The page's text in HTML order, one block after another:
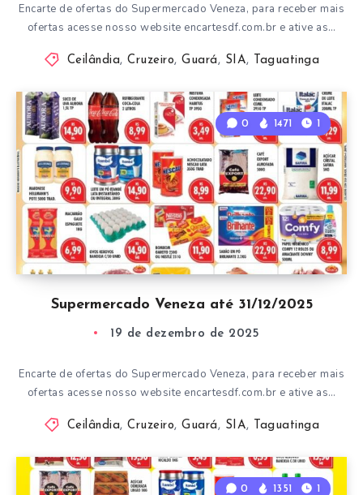
Encarte de ofertas do Supermercado Veneza, para receber mais
ofertas acesse nosso website encartesdf.com.br e ative as…
Ceilândia, Cruzeiro, Guará , SIA, Taguatinga
Supermercado Veneza até 31/12/2025
0 1471 1
19 de dezembro de 2025
Encarte de ofertas do Supermercado Veneza, para receber mais
ofertas acesse nosso website encartesdf.com.br e ative as…
Ceilândia, Cruzeiro, Guará , SIA, Taguatinga
0 1351 1